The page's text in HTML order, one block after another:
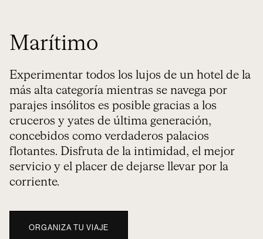
Marítimo
Experimentar todos los lujos de un hotel de la
más alta categoría mientras se navega por
parajes insólitos es posible gracias a los
cruceros y yates de última generación,
concebidos como verdaderos palacios
flotantes. Disfruta de la intimidad, el mejor
servicio y el placer de dejarse llevar por la
corriente.
ORGANIZA TU VIAJE